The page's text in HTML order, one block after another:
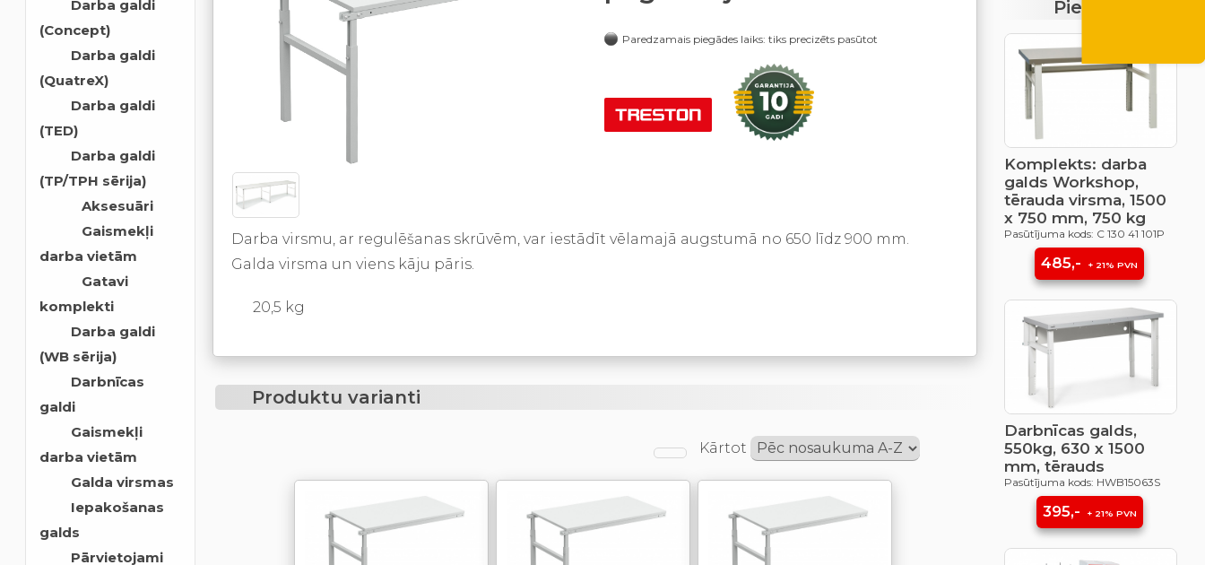
Darba galdi
(Concept)
Darba galdi
(QuatreX)
Darba galdi
(TED)
Darba galdi
(TP/TPH sērija)
Aksesuāri
Gaismekļi
darba vietām
Gatavi
komplekti
Darba galdi
(WB sērija)
Darbnīcas
galdi
Gaismekļi
darba vietām
Galda virsmas
Iepakošanas
galds
Pārvietojami
Paredzamais piegādes laiks: tiks precizēts pasūtot
Darba virsmu, ar regulēšanas skrūvēm, var iestādīt vēlamajā augstumā no 650 līdz 900 mm.
Galda virsma un viens kāju pāris.
20,5 kg
Produktu varianti
Kārtot
Piedāvājumi
Komplekts: darba
galds Workshop,
tērauda virsma, 1500
x 750 mm, 750 kg
Pasūtījuma kods: C 130 41 101P
485,- + 21% PVN
Darbnīcas galds,
550kg, 630 x 1500
mm, tērauds
Pasūtījuma kods: HWB15063S
395,- + 21% PVN